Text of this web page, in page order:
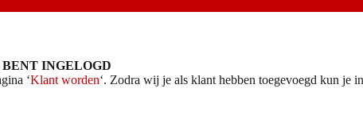
INGELOGD
‘Klant worden‘. Zodra wij je als klant hebben toegevoegd kun je